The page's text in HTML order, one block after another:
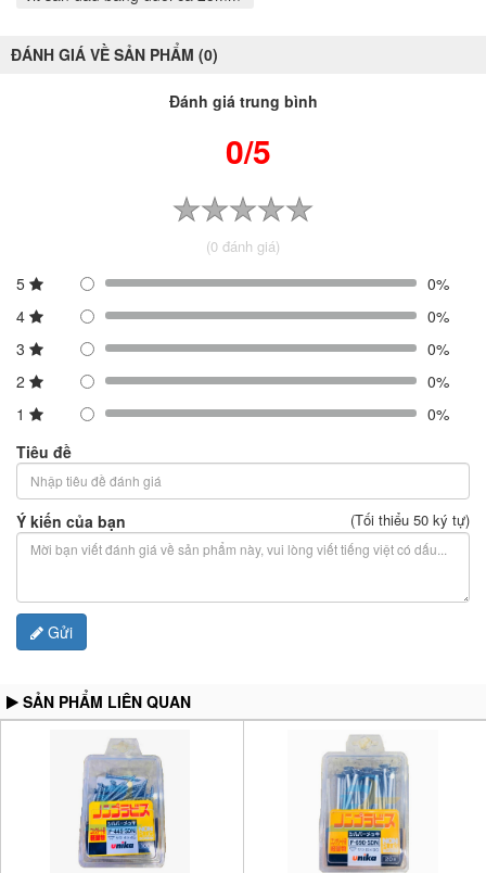
ĐÁNH GIÁ VỀ SẢN PHẨM (0)
Đánh giá trung bình
0/5
(0 đánh giá)
5
0%
4
0%
3
0%
2
0%
1
0%
Tiêu đề
Ý kiến của bạn (Tối thiểu 50 ký tự)
Gửi
SẢN PHẨM LIÊN QUAN